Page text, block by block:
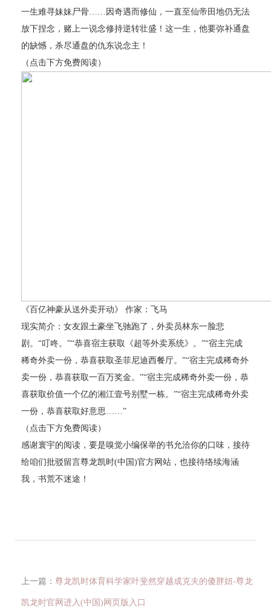
一生难寻妹妹尸骨……因奇遇而修仙，一直至仙帝田地仍无法
放下捏念，赌上一说念修持逆转壮盛！这一生，他要弥补通盘
的缺憾，杀尽通盘的仇东说念主！
（点击下方免费阅读）
《百亿神豪从送外卖开动》 作家：飞马
现实简介：女友跟土豪坐飞驰跑了，外卖员林东一脸悲
剧。“叮咚。”“恭喜宿主获取《超等外卖系统》。”“宿主完成
稀奇外卖一份，恭喜获取圣菲尼迪西餐厅。”“宿主完成稀奇外
卖一份，恭喜获取一百万奖金。”“宿主完成稀奇外卖一份，恭
喜获取价值一个亿的湘江壹号别墅一栋。”“宿主完成稀奇外卖
一份，恭喜获取好意思……”
（点击下方免费阅读）
感谢寰宇的阅读，要是嗅觉小编保举的书允洽你的口味，接待
给咱们批驳留言尊龙凯时(中国)官方网站，也接待络续海涵
我，书荒不迷途！
上一篇： 尊龙凯时体育科学家叶斐然穿越成克夫的傻胖妞-尊龙
凯龙时官网进入(中国)网页版入口